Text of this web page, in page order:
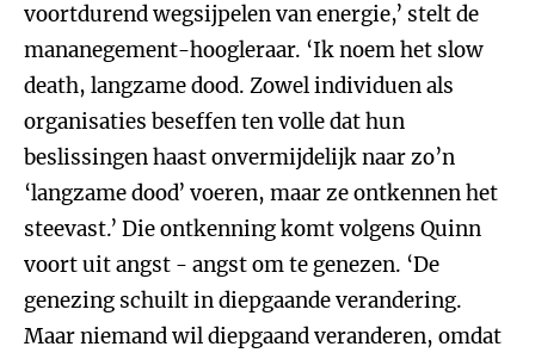
voortdurend wegsijpelen van energie,’ stelt de
mananegement-hoogleraar. ‘Ik noem het slow
death, langzame dood. Zowel individuen als
organisaties beseffen ten volle dat hun
beslissingen haast onvermijdelijk naar zo’n
‘langzame dood’ voeren, maar ze ontkennen het
steevast.’ Die ontkenning komt volgens Quinn
voort uit angst - angst om te genezen. ‘De
genezing schuilt in diepgaande verandering.
Maar niemand wil diepgaand veranderen, omdat